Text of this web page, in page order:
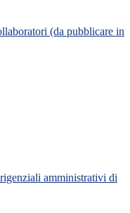
(da pubblicare in
amministrativi di